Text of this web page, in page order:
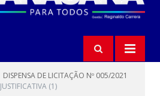
DISPENSA DE LICITAÇÃO Nº 005/2021
JUSTIFICATIVA (1)